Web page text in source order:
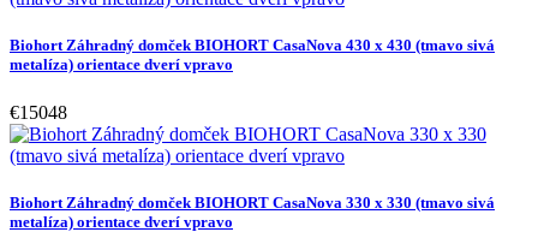
Biohort Záhradný domček BIOHORT CasaNova 430 x 430 (tmavo sivá
metalíza) orientace dverí vpravo
€15048
Biohort Záhradný domček BIOHORT CasaNova 330 x 330 (tmavo sivá
metalíza) orientace dverí vpravo